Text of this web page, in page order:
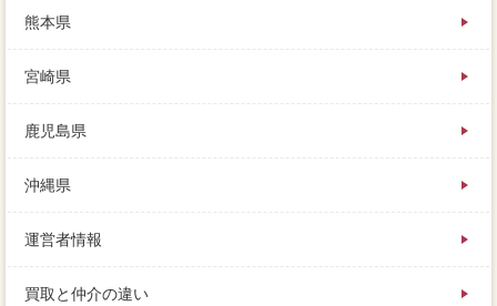
熊本県
宮崎県
鹿児島県
沖縄県
運営者情報
買取と仲介の違い